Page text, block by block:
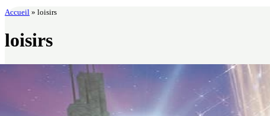
Accueil » loisirs
loisirs